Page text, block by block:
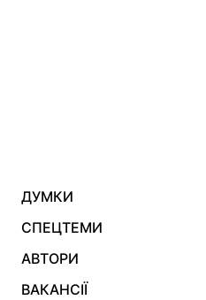
ДУМКИ
СПЕЦТЕМИ
АВТОРИ
ВАКАНСІЇ